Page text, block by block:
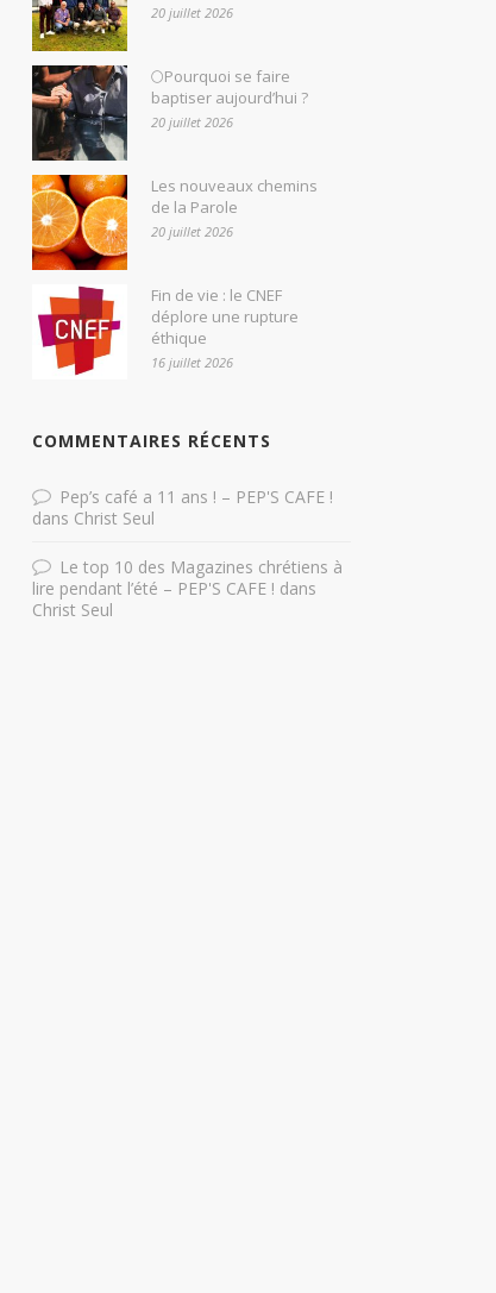
20 juillet 2026
🌕Pourquoi se faire
baptiser aujourd’hui ?
20 juillet 2026
Les nouveaux chemins
de la Parole
20 juillet 2026
Fin de vie : le CNEF
déplore une rupture
éthique
16 juillet 2026
COMMENTAIRES RÉCENTS
Pep’s café a 11 ans ! – PEP'S CAFE !
dans Christ Seul
Le top 10 des Magazines chrétiens à
lire pendant l’été – PEP'S CAFE ! dans
Christ Seul